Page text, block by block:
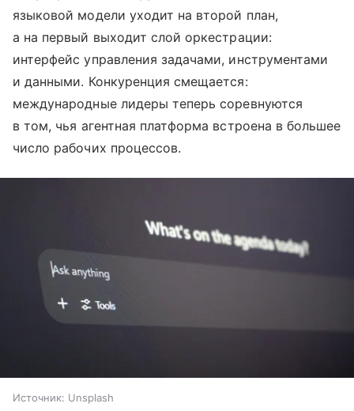
языковой модели уходит на второй план,
а на первый выходит слой оркестрации:
интерфейс управления задачами, инструментами
и данными. Конкуренция смещается:
международные лидеры теперь соревнуются
в том, чья агентная платформа встроена в большее
число рабочих процессов.
Источник: Unsplash